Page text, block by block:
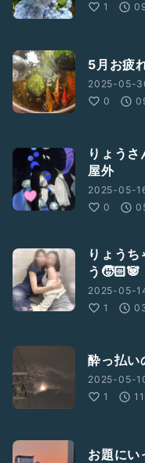
1
5月お疲
2025-05-
0
りょう
屋外
2025-05-
0
りょう
う🧒🏻🐼
2025-05-
1
酔っ払い
2025-05-
1
お題にい